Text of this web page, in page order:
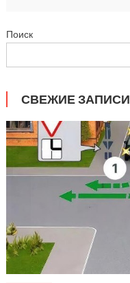
Поиск
СВЕЖИЕ ЗАПИСИ